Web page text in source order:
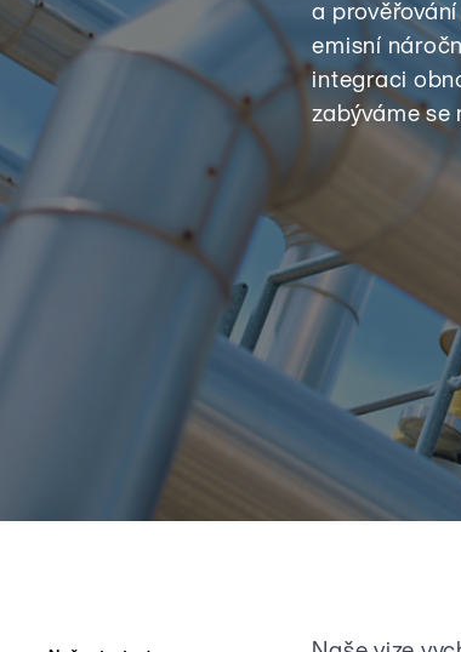
a
emisní
integraci
zabýváme